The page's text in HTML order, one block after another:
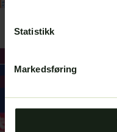
e
Statistikk
Markedsføring